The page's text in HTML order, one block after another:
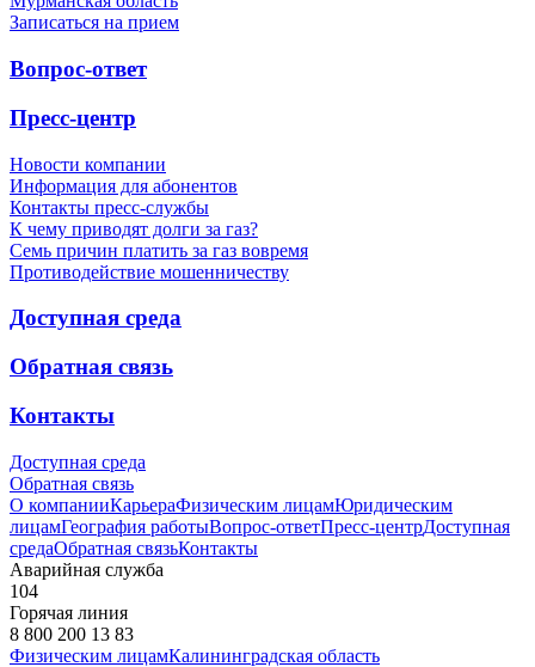
Записаться на прием
Вопрос-ответ
Пресс-центр
Новости компании
Информация для абонентов
Контакты пресс-службы
К чему приводят долги за газ?
Семь причин платить за газ вовремя
Противодействие мошенничеству
Доступная среда
Обратная связь
Контакты
Доступная среда
Обратная связь
О компанииКарьераФизическим лицамЮридическим
лицамГеография работыВопрос-ответПресс-центрДоступная
средаОбратная связьКонтакты
Аварийная служба
104
Горячая линия
8 800 200 13 83
Физическим лицамКалининградская область